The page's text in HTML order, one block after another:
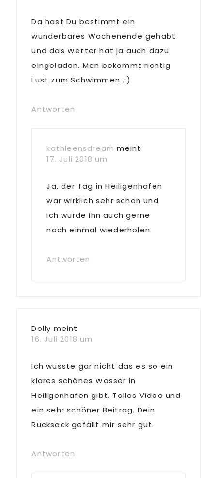
Da hast Du bestimmt ein
wunderbares Wochenende gehabt
und das Wetter hat ja auch dazu
eingeladen. Man bekommt richtig
Lust zum Schwimmen .:)
Antworten
kathleensdream meint
17. Juli 2018 um
Ja, der Tag in Heiligenhafen
war wirklich sehr schön und
ich würde ihn auch gerne
noch einmal wiederholen.
Antworten
Dolly meint
16. Juli 2018 um
Ich wusste gar nicht das es so ein
klares schönes Wasser in
Heiligenhafen gibt. Tolles Video und
ein sehr schöner Beitrag. Dein
Rucksack gefällt mir sehr gut.
Antworten